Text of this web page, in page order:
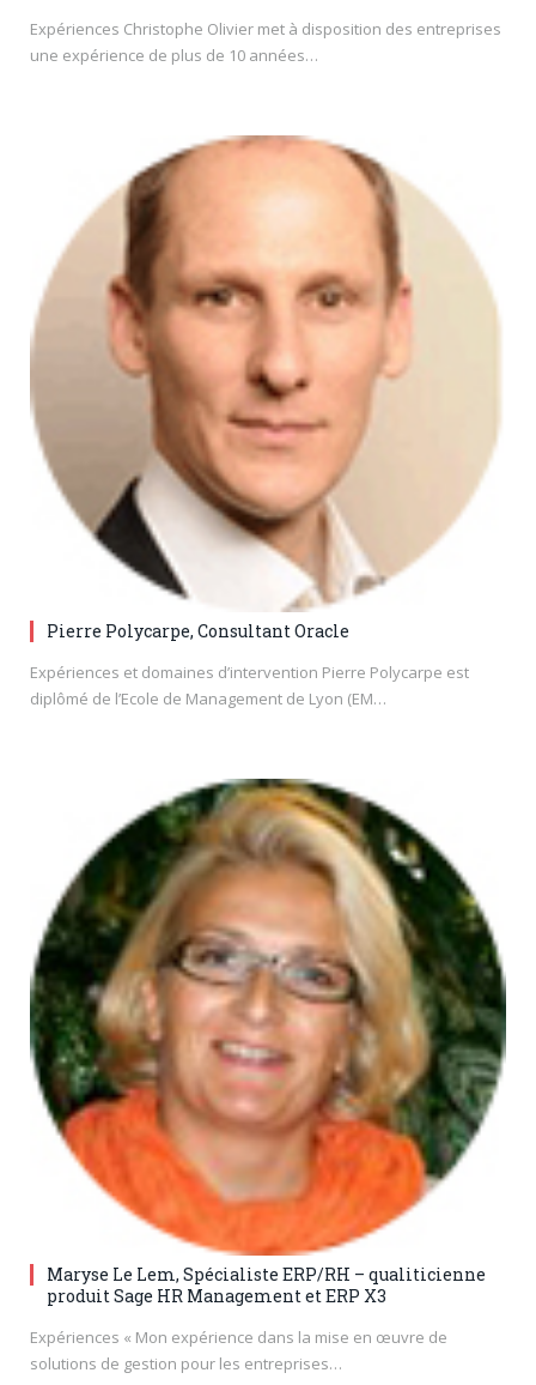
Expériences Christophe Olivier met à disposition des entreprises
une expérience de plus de 10 années…
Pierre Polycarpe, Consultant Oracle
Expériences et domaines d’intervention Pierre Polycarpe est
diplômé de l’Ecole de Management de Lyon (EM…
Maryse Le Lem, Spécialiste ERP/RH – qualiticienne
produit Sage HR Management et ERP X3
Expériences « Mon expérience dans la mise en œuvre de
solutions de gestion pour les entreprises…